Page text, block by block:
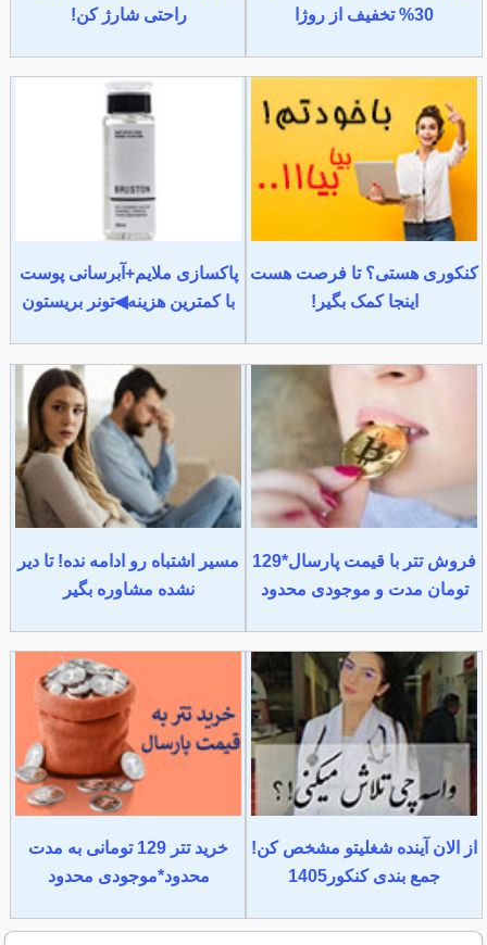
30% تخفیف از روژا
راحتی شارژ کن!
کنکوری هستی؟ تا فرصت هست
اینجا کمک بگیر!
پاکسازی ملایم+آبرسانی پوست
با کمترین هزینه◀تونر بریستون
فروش تتر با قیمت پارسال*129
تومان مدت و موجودی محدود
مسیر اشتباه رو ادامه نده! تا دیر
نشده مشاوره بگیر
از الان آینده شغلیتو مشخص کن!
جمع بندی کنکور1405
خرید تتر 129 تومانی به مدت
محدود*موجودی محدود